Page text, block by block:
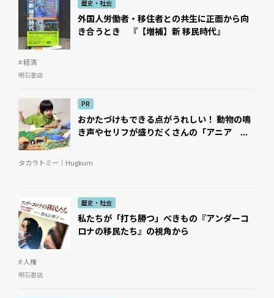
歴史・社会
外国人労働者・移住者との共生に正面から向
き合うとき 『【増補】新 移民時代』
# 経済
明石書店
PR
おかたづけもできる点がうれしい！ 動物の鳴
き声やセリフが盛りだくさんの「アニア ...
タカラトミー｜Hugkum
歴史・社会
私たちが「打ち勝つ」べきもの――『アンダーコ
ロナの移民たち』の視角から
# 人権
明石書店